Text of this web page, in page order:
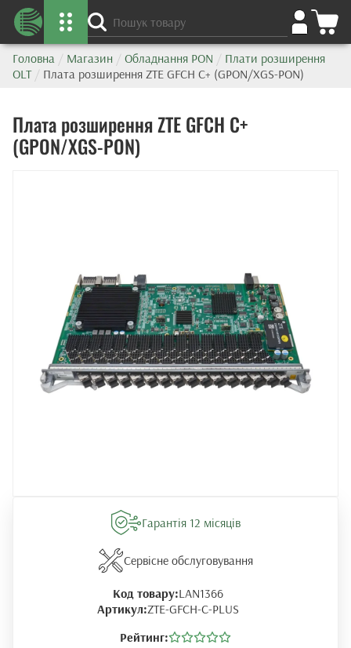
Головна / Магазин / Обладнання PON / Плати розширення
OLT / Плата розширення ZTE GFCH C+ (GPON/XGS-PON)
Плата розширення ZTE GFCH C+
(GPON/XGS-PON)
Гарантія 12 місяців
Сервісне обслуговування
Код товару:LAN1366
Артикул:ZTE-GFCH-C-PLUS
Рейтинг: